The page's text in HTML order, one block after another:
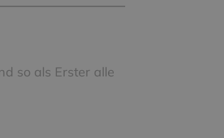
so als Erster alle